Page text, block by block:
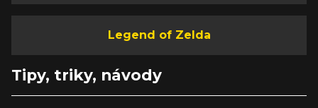
Legend of Zelda
Tipy, triky, návody